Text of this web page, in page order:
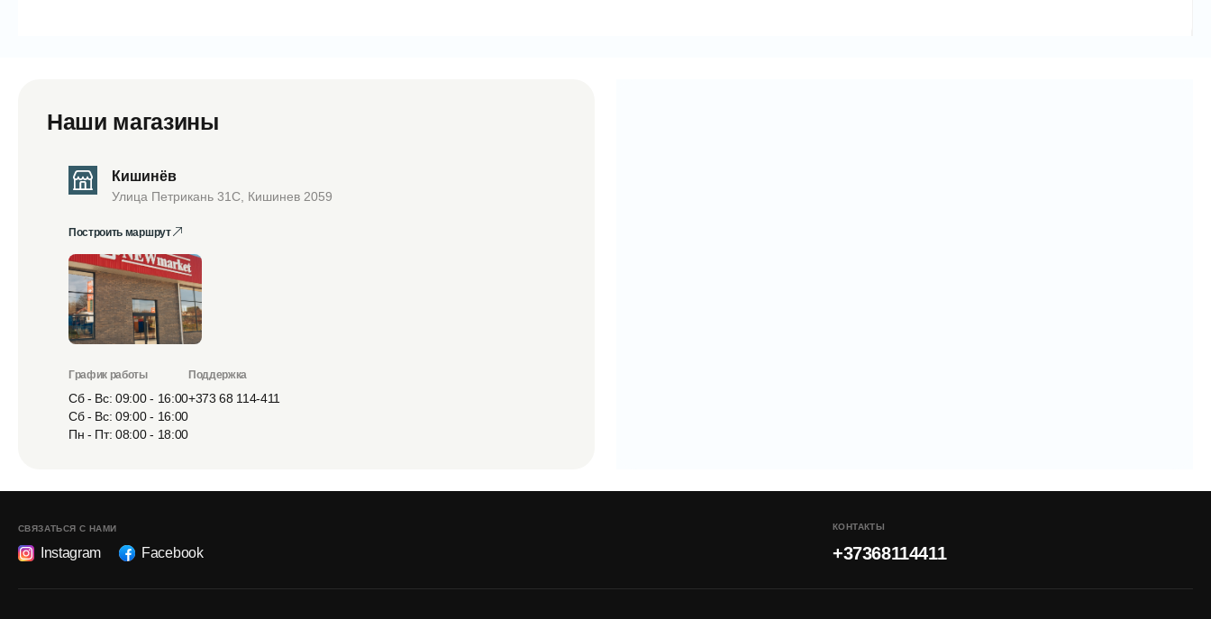
Наши магазины
Кишинёв
Улица Петрикань 31С, Кишинев 2059
Построить маршрут
График работы
Сб - Вс: 09:00 - 16:00
Сб - Вс: 09:00 - 16:00
Пн - Пт: 08:00 - 18:00
Поддержка
+373 68 114-411
СВЯЗАТЬСЯ С НАМИ
Instagram Facebook
КОНТАКТЫ
+37368114411